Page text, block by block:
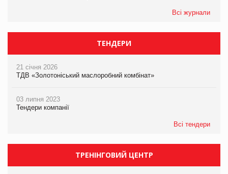
Всі журнали
ТЕНДЕРИ
21 січня 2026
ТДВ «Золотоніський маслоробний комбінат»
03 липня 2023
Тендери компанії
Всі тендери
ТРЕНІНГОВИЙ ЦЕНТР